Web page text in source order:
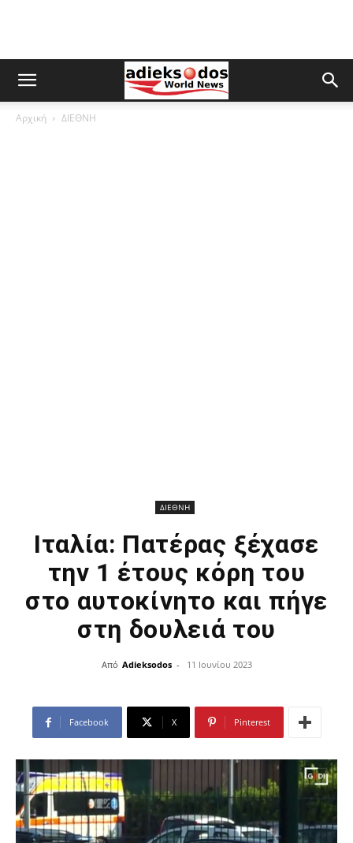
Αρχική ΔΙΕΘΝΗ
ΔΙΕΘΝΗ
Ιταλία: Πατέρας ξέχασε
την 1 έτους κόρη του
στο αυτοκίνητο και πήγε
στη δουλειά του
Από Adieksodos - 11 Ιουνίου 2023
Facebook X Pinterest